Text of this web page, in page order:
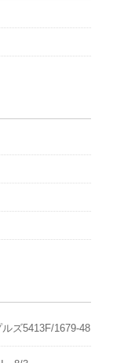
ズ5413F/1679-48